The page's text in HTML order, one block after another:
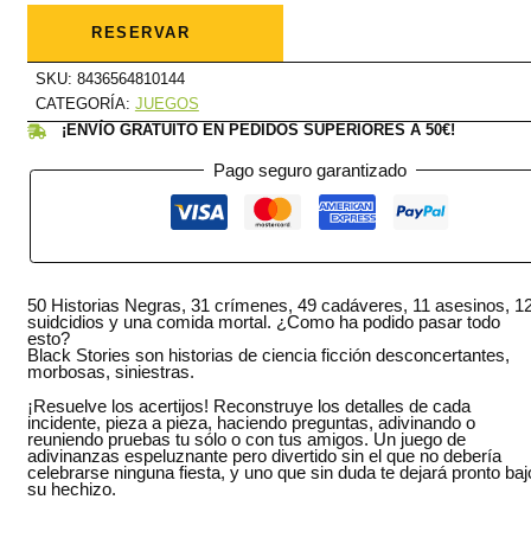
BLACK
STORIES
CIENCIA-
FICCION
cantidad
RESERVAR
SKU: 8436564810144
CATEGORÍA: JUEGOS
¡ENVÍO GRATUITO EN PEDIDOS SUPERIORES A 50€!
Pago seguro garantizado
50 Historias Negras, 31 crímenes, 49 cadáveres, 11 asesinos,
suidcidios y una comida mortal. ¿Como ha podido pasar todo
esto?
Black Stories son historias de ciencia ficción desconcertantes,
morbosas, siniestras.
¡Resuelve los acertijos! Reconstruye los detalles de cada
incidente, pieza a pieza, haciendo preguntas, adivinando o
reuniendo pruebas tu sólo o con tus amigos. Un juego de
adivinanzas espeluznante pero divertido sin el que no debería
celebrarse ninguna fiesta, y uno que sin duda te dejará pronto
su hechizo.